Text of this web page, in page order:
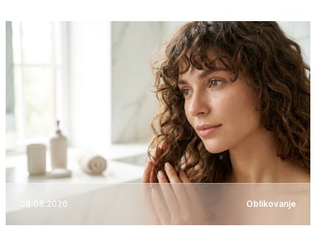
08.08.2026 Oblikovanje